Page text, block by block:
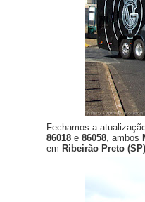
Fechamos a
86018 e 86058, ambos
em Ribeirão Preto (SP)